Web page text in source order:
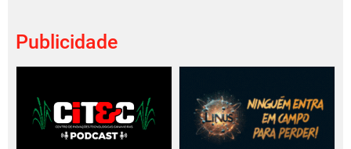
Publicidade